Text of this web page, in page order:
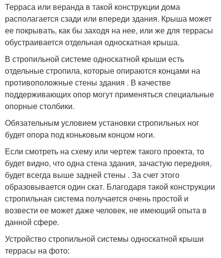
Терраса или веранда в такой конструкции дома
располагается сзади или впереди здания. Крыша может
ее покрывать, как бы заходя на нее, или же для террасы
обустраивается отдельная односкатная крыша.
В стропильной системе односкатной крыши есть
отдельные стропила, которые опираются концами на
противоположные стены здания . В качестве
поддерживающих опор могут применяться специальные
опорные столбики.
Обязательным условием установки стропильных ног
будет опора под коньковым концом ноги.
Если смотреть на схему или чертеж такого проекта, то
будет видно, что одна стена здания, зачастую передняя,
будет всегда выше задней стены . За счет этого
образовывается один скат. Благодаря такой конструкции
стропильная система получается очень простой и
возвести ее может даже человек, не имеющий опыта в
данной сфере.
Устройство стропильной системы односкатной крыши
террасы на фото: